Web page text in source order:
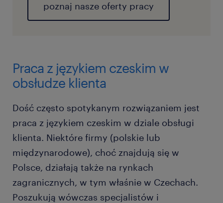
poznaj nasze oferty pracy
Praca z językiem czeskim w
obsłudze klienta
Dość często spotykanym rozwiązaniem jest
praca z językiem czeskim w dziale obsługi
klienta. Niektóre firmy (polskie lub
międzynarodowe), choć znajdują się w
Polsce, działają także na rynkach
zagranicznych, w tym właśnie w Czechach.
Poszukują wówczas specjalistów i